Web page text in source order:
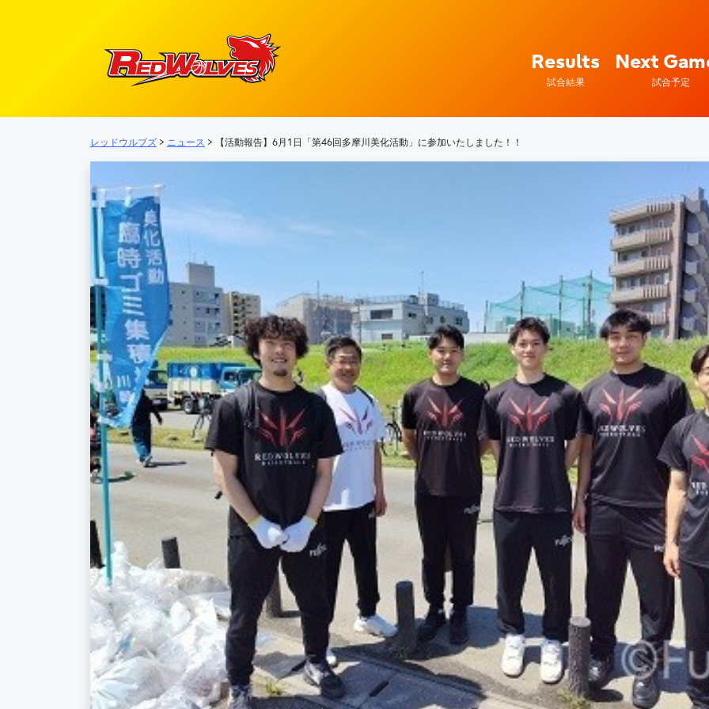
メインナビゲーション
Results
試合結果
Next
試合予定
レッドウルブズ > ニュース > 【活動報告】6月1日「第46回多摩川美化活動」に参加いたしました！！